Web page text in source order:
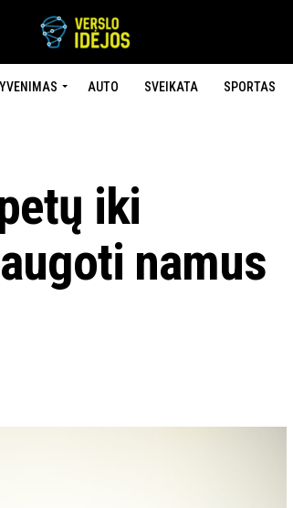
AUTO SVEIKATA SPORTAS
iki
namus